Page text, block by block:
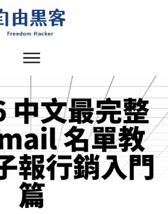
中文最完整
名單教
報行銷入門
篇